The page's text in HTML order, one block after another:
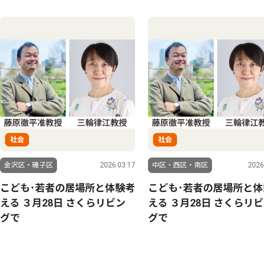
社会
金沢区・磯子区 2026.03.17
こども･若者の居場所と体験考
える ３月28日 さくらリビン
グで
社会
中区・西区・南区
こども･若者の居場所と
える ３月28日 さくらリ
グで